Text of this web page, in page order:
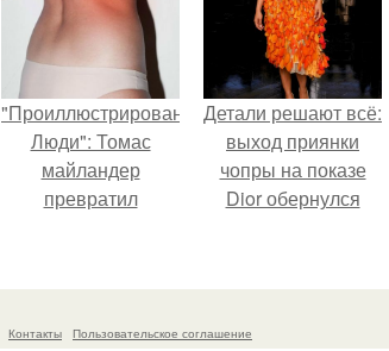
"Проиллюстрированные
Люди": Томас
майландер
превратил
Детали решают всё:
выход приянки
чопры на показе
Dior обернулся
пошива.
Контакты Пользовательское соглашение